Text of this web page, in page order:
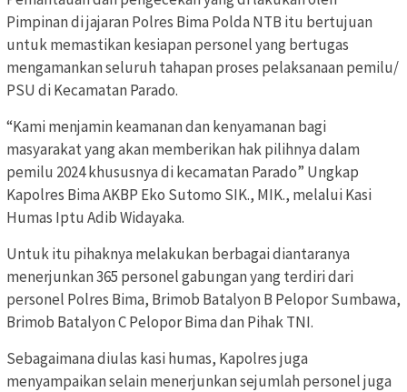
Pimpinan di jajaran Polres Bima Polda NTB itu bertujuan
untuk memastikan kesiapan personel yang bertugas
mengamankan seluruh tahapan proses pelaksanaan pemilu/
PSU di Kecamatan Parado.
“Kami menjamin keamanan dan kenyamanan bagi
masyarakat yang akan memberikan hak pilihnya dalam
pemilu 2024 khususnya di kecamatan Parado” Ungkap
Kapolres Bima AKBP Eko Sutomo SIK., MIK., melalui Kasi
Humas Iptu Adib Widayaka.
Untuk itu pihaknya melakukan berbagai diantaranya
menerjunkan 365 personel gabungan yang terdiri dari
personel Polres Bima, Brimob Batalyon B Pelopor Sumbawa,
Brimob Batalyon C Pelopor Bima dan Pihak TNI.
Sebagaimana diulas kasi humas, Kapolres juga
menyampaikan selain menerjunkan sejumlah personel juga